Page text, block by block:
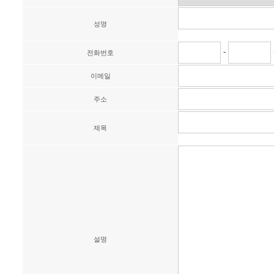
성명
전화번호 -
이메일
주소
제목
설명